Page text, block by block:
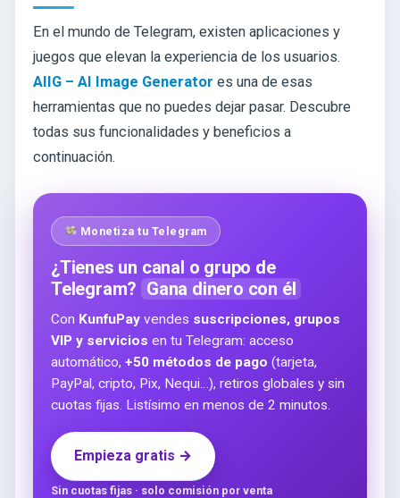
En el mundo de Telegram, existen aplicaciones y
juegos que elevan la experiencia de los usuarios.
AIIG – AI Image Generator es una de esas
herramientas que no puedes dejar pasar. Descubre
todas sus funcionalidades y beneficios a
continuación.
Monetiza tu Telegram
¿Tienes un canal o grupo de
Telegram? Gana dinero con él
Con KunfuPay vendes suscripciones, grupos
VIP y servicios en tu Telegram: acceso
automático, +50 métodos de pago (tarjeta,
PayPal, cripto, Pix, Nequi…), retiros globales y sin
cuotas fijas. Listísimo en menos de 2 minutos.
Empieza gratis →
Sin cuotas fijas · solo comisión por venta